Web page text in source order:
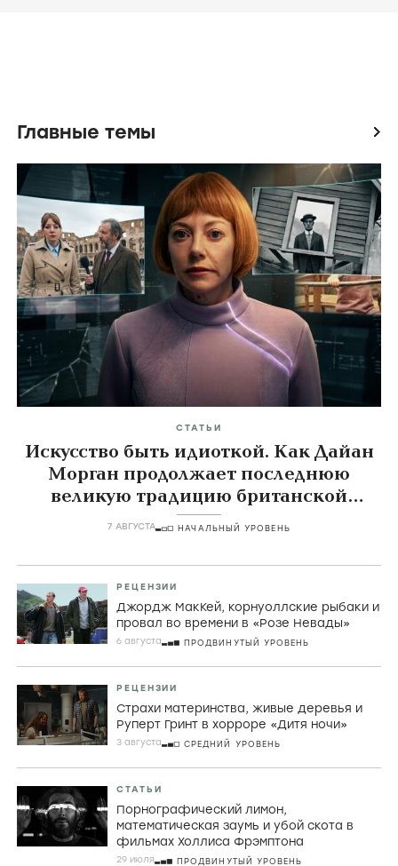
Главные темы icon
СТАТЬИ
Искусство быть идиоткой. Как Дайан
Морган продолжает последнюю
великую традицию британской
комедии
7 АВГУСТА НАЧАЛЬНЫЙ УРОВЕНЬ
РЕЦЕНЗИИ
Джордж МакКей, корнуоллские рыбаки и
провал во времени в «Розе Невады»
6 августа ПРОДВИНУТЫЙ УРОВЕНЬ
РЕЦЕНЗИИ
Страхи материнства, живые деревья и
Руперт Гринт в хорроре «Дитя ночи»
3 августа СРЕДНИЙ УРОВЕНЬ
СТАТЬИ
Порнографический лимон,
математическая заумь и убой скота в
фильмах Холлиса Фрэмптона
29 июля ПРОДВИНУТЫЙ УРОВЕНЬ